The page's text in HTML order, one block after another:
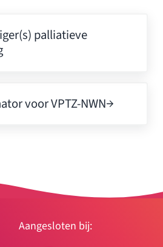
palliatieve
voor VPTZ-NWN
Aangesloten bij: